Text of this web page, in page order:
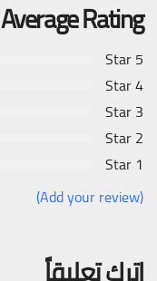
Average Rating
5 Star
4 Star
3 Star
2 Star
1 Star
(Add your review)